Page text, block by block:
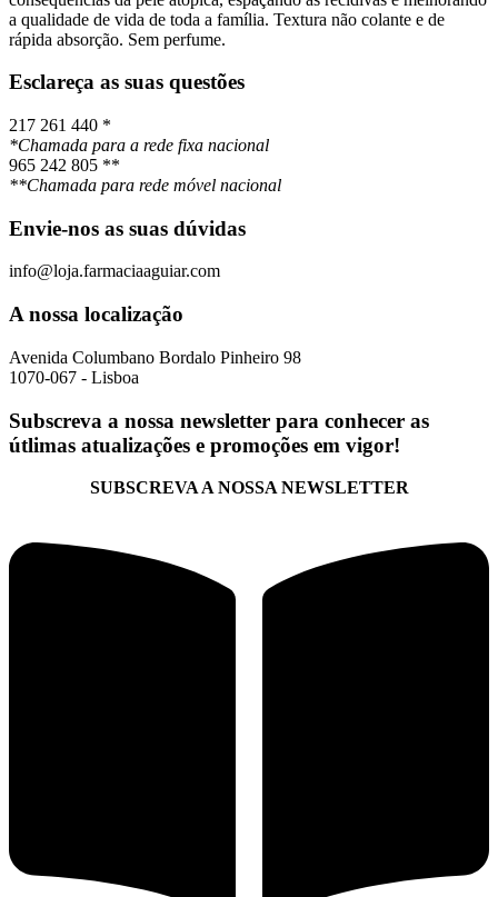
a qualidade de vida de toda a família. Textura não colante e de
rápida absorção. Sem perfume.
Esclareça as suas questões
217 261 440 *
*Chamada para a rede fixa nacional
965 242 805 **
**Chamada para rede móvel nacional
Envie-nos as suas dúvidas
info@loja.farmaciaaguiar.com
A nossa localização
Avenida Columbano Bordalo Pinheiro 98
1070-067 - Lisboa
Subscreva a nossa newsletter para conhecer as
útlimas atualizações e promoções em vigor!
SUBSCREVA A NOSSA NEWSLETTER